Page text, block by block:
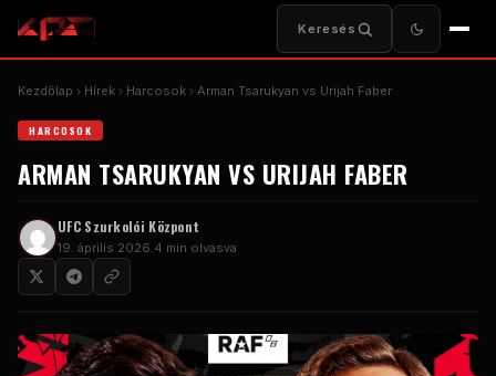
Keresés
Kezdőlap Hírek Harcosok Arman Tsarukyan vs Urijah Faber
HARCOSOK
ARMAN TSARUKYAN VS URIJAH FABER
UFC Szurkolói Központ
19. április 2026.4 min olvasva